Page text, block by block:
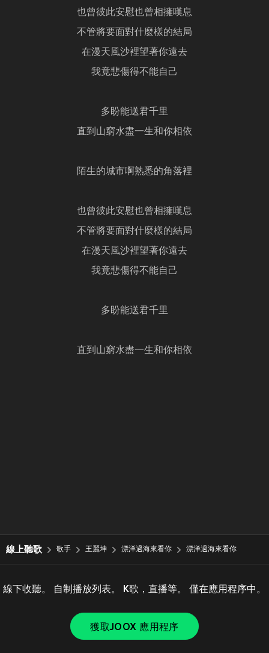
也曾彼此安慰也曾相擁嘆息
不管將要面對什麼樣的結局
在漫天風沙裡望著你遠去
我竟悲傷得不能自己
多盼能送君千里
直到山窮水盡一生和你相依
陌生的城市啊熟悉的角落裡
也曾彼此安慰也曾相擁嘆息
不管將要面對什麼樣的結局
在漫天風沙裡望著你遠去
我竟悲傷得不能自己
多盼能送君千里
直到山窮水盡一生和你相依
線上聽歌 歌手 王麗坤 漂洋過海來看你 漂洋過海來看你
線下收聽。 自制播放列表。 K歌，直播等。 僅在應用程序中。
獲取JOOX 應用程序